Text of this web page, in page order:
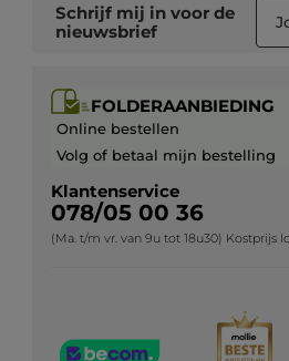
Schrijf mij in voor de
nieuwsbrief
FOLDERAANBIEDING
Online bestellen
Volg of betaal mijn bestelling
Klantenservice
078/05 00 36
(Ma. t/m vr. van 9u tot 18u30) Kostprijs